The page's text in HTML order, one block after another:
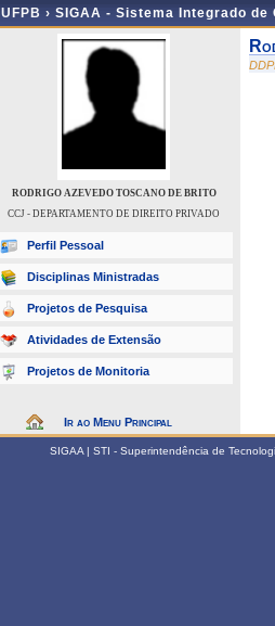
UFPB › SIGAA - Sistema Integrado
RODRIGO AZEVEDO TOSCANO DE BRITO
CCJ - DEPARTAMENTO DE DIREITO PRIVADO
Perfil Pessoal
Disciplinas Ministradas
Projetos de Pesquisa
Atividades de Extensão
Projetos de Monitoria
Ir ao Menu Principal
SIGAA | STI - Superintendência de